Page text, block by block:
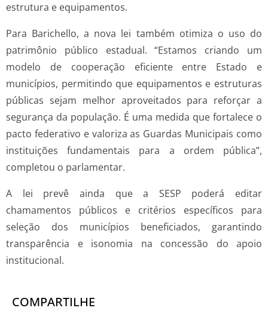
estrutura e equipamentos.
Para Barichello, a nova lei também otimiza o uso do
patrimônio público estadual. “Estamos criando um
modelo de cooperação eficiente entre Estado e
municípios, permitindo que equipamentos e estruturas
públicas sejam melhor aproveitados para reforçar a
segurança da população. É uma medida que fortalece o
pacto federativo e valoriza as Guardas Municipais como
instituições fundamentais para a ordem pública”,
completou o parlamentar.
A lei prevê ainda que a SESP poderá editar
chamamentos públicos e critérios específicos para
seleção dos municípios beneficiados, garantindo
transparência e isonomia na concessão do apoio
institucional.
COMPARTILHE